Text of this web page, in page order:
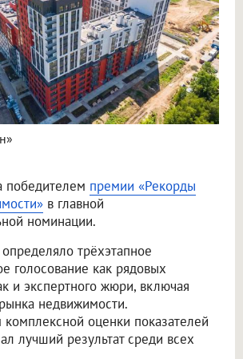
победителем премии «Рекорды
в главной
номинации.
трёхэтапное
голосование как рядовых
и экспертного жюри, включая
недвижимости.
комплексной оценки показателей
лучший результат среди всех